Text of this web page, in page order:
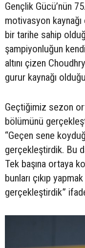
Gençlik Gücü’nün
motivasyon
bir tarihe sahip
şampiyonluğun
altını çizen
gurur kaynağı
Geçtiğimiz sezon
bölümünü
“Geçen sene
gerçekleştirdik. Bu
Tek başına ortaya
bunları çıkıp
gerçekleştirdik”